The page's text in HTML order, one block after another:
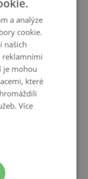
jako
a analýze
cookie.
našich
reklamními
je mohou
které
Více